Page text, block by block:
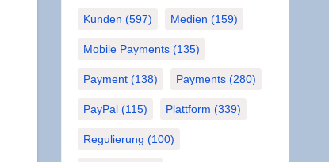
Kunden (597) Medien (159)
Mobile Payments(135)
Payment(138) Payments(280)
PayPal(115) Plattform (339)
Regulierung (100)